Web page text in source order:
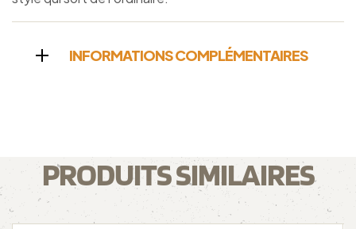
INFORMATIONS COMPLÉMENTAIRES
PRODUITS SIMILAIRES